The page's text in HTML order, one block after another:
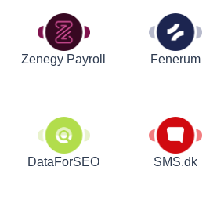
Zenegy Payroll Fenerum
DataForSEO SMS.dk